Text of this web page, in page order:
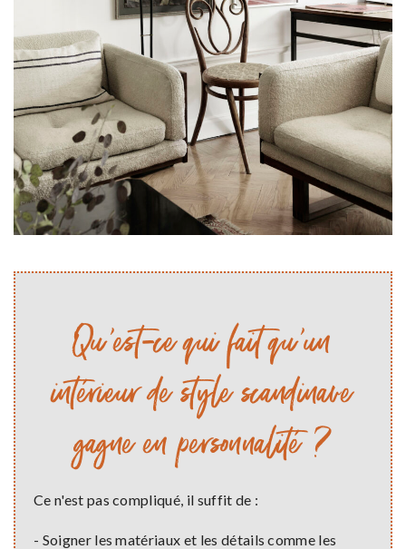
Qu'est-ce qui fait qu'un
intérieur de style scandinave
gagne en personnalité ?
Ce n'est pas compliqué, il suffit de :
- Soigner les matériaux et les détails comme les